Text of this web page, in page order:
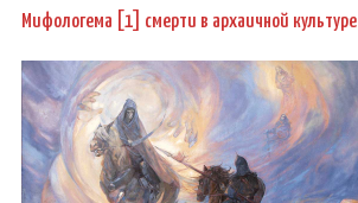
results.
Мифологема [1] смерти в архаичной культуре